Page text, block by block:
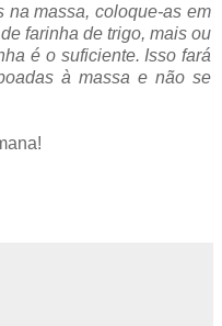
na massa, coloque-as em
farinha de trigo, mais ou
é o suficiente. Isso fará
à massa e não se